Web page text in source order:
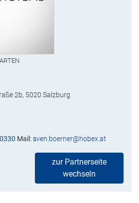
2b, 5020 Salzburg
Mail:sven.boerner@hobex.at
zur Partnerseite
wechseln